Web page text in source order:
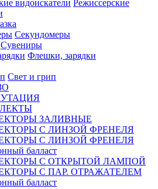
Режиссерские
Секундомеры
Сувениры
Флешки, зарядки
Свет и грип
ЗАЛИВНЫЕ
С ЛИНЗОЙ ФРЕНЕЛЯ
С ЛИНЗОЙ ФРЕНЕЛЯ
балласт
С ОТКРЫТОЙ ЛАМПОЙ
С ПАР. ОТРАЖАТЕЛЕМ
балласт